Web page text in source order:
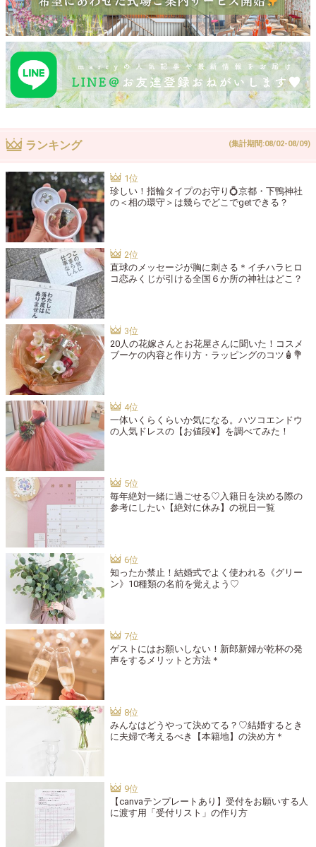
ランキング (集計期間:08/02-08/09)
珍しい！指輪タイプのお守り💍京都・下鴨神社
の＜相の環守＞は幾らでどこでgetできる？
直球のメッセージが胸に刺さる＊イチハラヒロ
コ恋みくじが引ける全国６か所の神社はどこ？
20人の花嫁さんとお花屋さんに聞いた！コスメ
ブーケの内容と作り方・ラッピングのコツ🧴💐
一体いくらくらいか気になる。ハツコエンドウ
の人気ドレスの【お値段¥】を調べてみた！
毎年絶対一緒に過ごせる♡入籍日を決める際の
参考にしたい【絶対に休み】の祝日一覧
知ったか禁止！結婚式でよく使われる《グリー
ン》10種類の名前を覚えよう♡
ゲストにはお願いしない！新郎新婦が乾杯の発
声をするメリットと方法＊
みんなはどうやって決めてる？♡結婚するとき
に夫婦で考えるべき【本籍地】の決め方＊
【canvaテンプレートあり】受付をお願いする人
に渡す用「受付リスト」の作り方